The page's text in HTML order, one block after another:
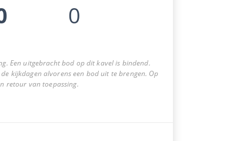
0
Een uitgebracht bod op dit kavel is bindend.
kijkdagen alvorens een bod uit te brengen. Op
retour van toepassing.